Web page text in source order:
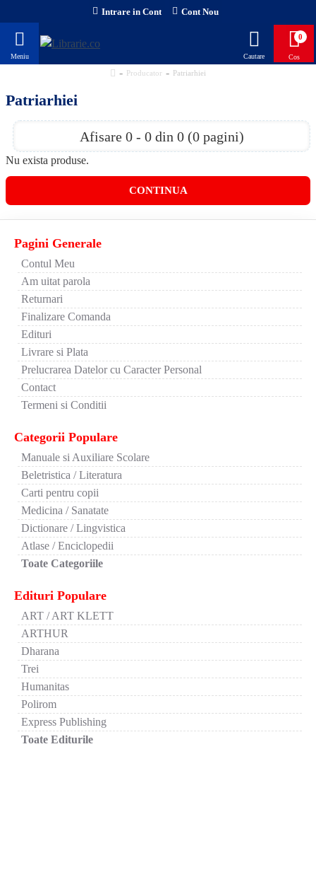
Intrare in Cont Cont Nou
0
Producator Patriarhiei
Patriarhiei
Afisare 0 - 0 din 0 (0 pagini)
Nu exista produse.
CONTINUA
Pagini Generale
Contul Meu
Am uitat parola
Returnari
Finalizare Comanda
Edituri
Livrare si Plata
Prelucrarea Datelor cu Caracter Personal
Contact
Termeni si Conditii
Categorii Populare
Manuale si Auxiliare Scolare
Beletristica / Literatura
Carti pentru copii
Medicina / Sanatate
Dictionare / Lingvistica
Atlase / Enciclopedii
Toate Categoriile
Edituri Populare
ART / ART KLETT
ARTHUR
Dharana
Trei
Humanitas
Polirom
Express Publishing
Toate Editurile